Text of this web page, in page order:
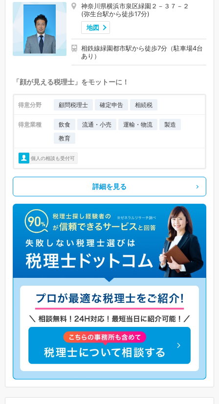
神奈川県横浜市泉区緑園２－３７－２
(弥生台駅から徒歩17分)
地図
相鉄線緑園都市駅から徒歩7分（駐車場4台
あり）
「顔が見える税理士」をモットーに！
得意分野 顧問税理士 確定申告 相続税
得意業種 飲食 流通・小売 運輸・物流
製造
教育
個人の相談も受付可
詳細を見る